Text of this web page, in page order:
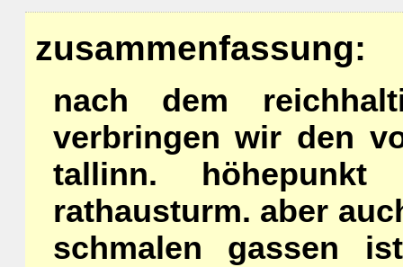
zusammenfassung:
nach dem
verbringen wir den
tallinn.
rathausturm. aber
schmalen gassen